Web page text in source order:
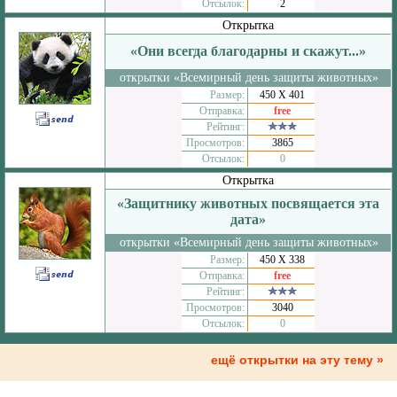
Отсылок: 2
Открытка
«Они всегда благодарны и скажут...»
открытки «Всемирный день защиты животных»
Размер:
450 Х 401
Отправка:
free
Рейтинг:
Просмотров:
3865
Отсылок:
0
Открытка
«Защитнику животных посвящается эта
дата»
открытки «Всемирный день защиты животных»
Размер:
450 Х 338
Отправка:
free
Рейтинг:
Просмотров:
3040
Отсылок:
0
ещё открытки на эту тему »